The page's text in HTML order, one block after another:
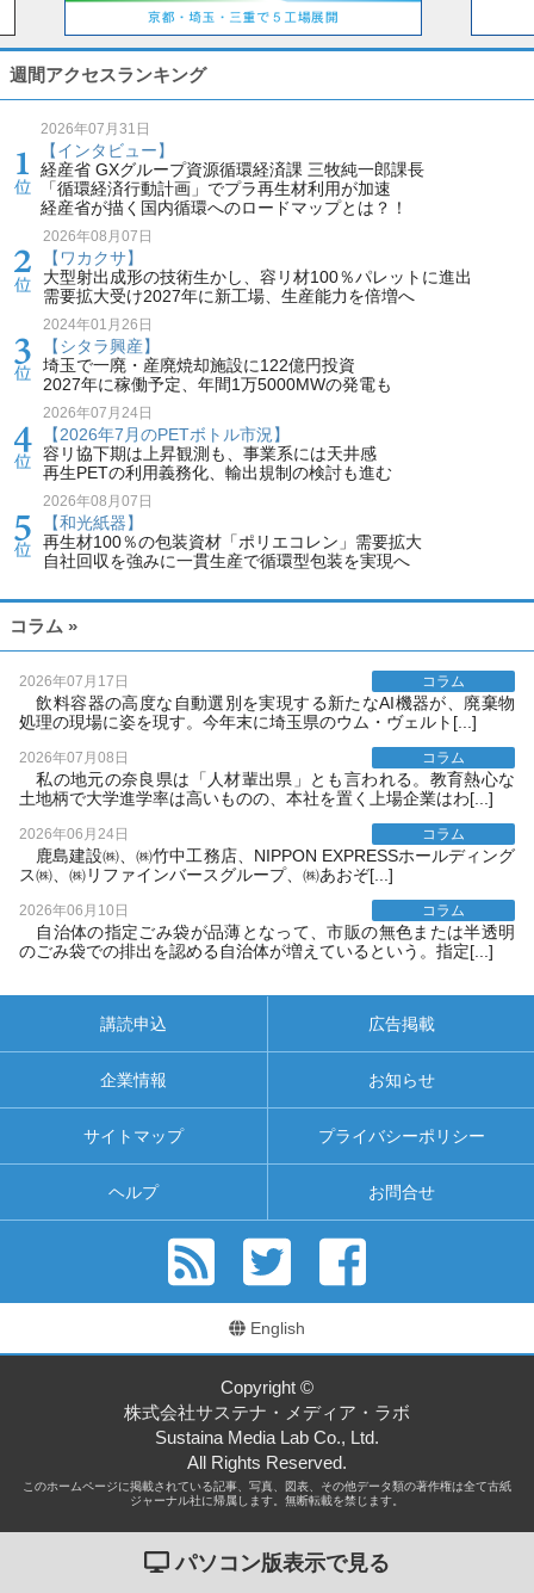
週間アクセスランキング
2026年07月31日
【インタビュー】
経産省 GXグループ資源循環経済課 三牧純一郎課長
「循環経済行動計画」でプラ再生材利用が加速
経産省が描く国内循環へのロードマップとは？！
2026年08月07日
【ワカクサ】
大型射出成形の技術生かし、容リ材100％パレットに進出
需要拡大受け2027年に新工場、生産能力を倍増へ
2024年01月26日
【シタラ興産】
埼玉で一廃・産廃焼却施設に122億円投資
2027年に稼働予定、年間1万5000MWの発電も
2026年07月24日
【2026年7月のPETボトル市況】
容リ協下期は上昇観測も、事業系には天井感
再生PETの利用義務化、輸出規制の検討も進む
2026年08月07日
【和光紙器】
再生材100％の包装資材「ポリエコレン」需要拡大
自社回収を強みに一貫生産で循環型包装を実現へ
コラム »
2026年07月17日 コラム
飲料容器の高度な自動選別を実現する新たなAI機器が、廃棄物
処理の現場に姿を現す。今年末に埼玉県のウム・ヴェルト[...]
2026年07月08日 コラム
私の地元の奈良県は「人材輩出県」とも言われる。教育熱心な
土地柄で大学進学率は高いものの、本社を置く上場企業はわ[...]
2026年06月24日 コラム
鹿島建設㈱、㈱竹中工務店、NIPPON EXPRESSホールディング
ス㈱、㈱リファインバースグループ、㈱あおぞ[...]
2026年06月10日 コラム
自治体の指定ごみ袋が品薄となって、市販の無色または半透明
のごみ袋での排出を認める自治体が増えているという。指定[...]
講読申込 広告掲載
企業情報 お知らせ
サイトマップ プライバシーポリシー
ヘルプ お問合せ
English
Copyright ©
株式会社サステナ・メディア・ラボ
Sustaina Media Lab Co., Ltd.
All Rights Reserved.
このホームページに掲載されている記事、写真、図表、その他データ類の著作権は全て古紙
ジャーナル社に帰属します。無断転載を禁じます。
パソコン版表示で見る